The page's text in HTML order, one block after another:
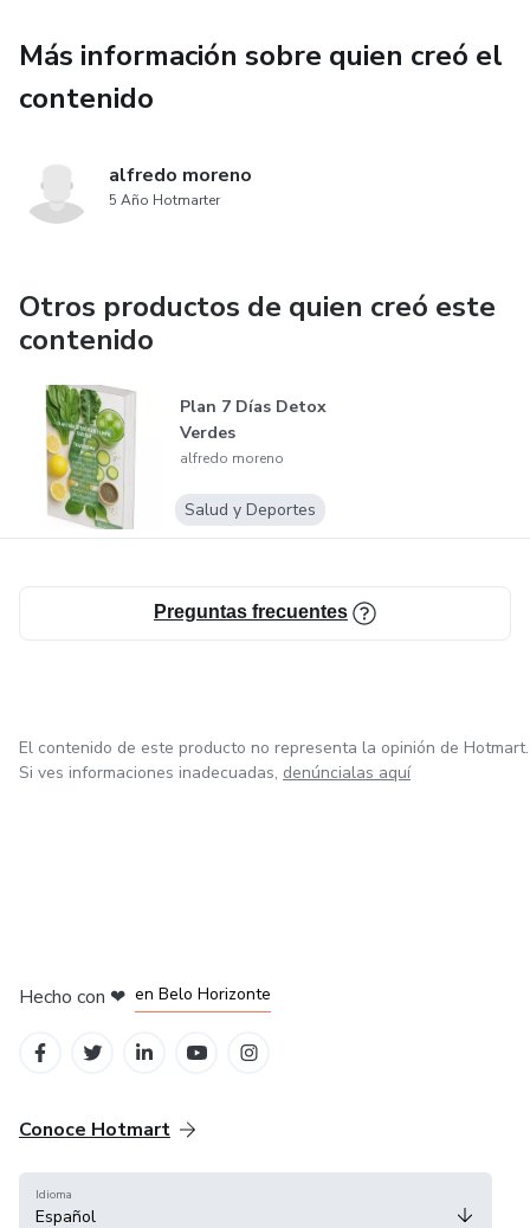
Más información sobre quien creó el
contenido
alfredo moreno
5 Año Hotmarter
Otros productos de quien creó este
contenido
Plan 7 Días Detox
Verdes
alfredo moreno
Salud y Deportes
Preguntas frecuentes
El contenido de este producto no representa la opinión de Hotmart.
Si ves informaciones inadecuadas, denúncialas aquí
Hecho con ❤ en Belo Horizonte
Conoce Hotmart
Idioma
Español